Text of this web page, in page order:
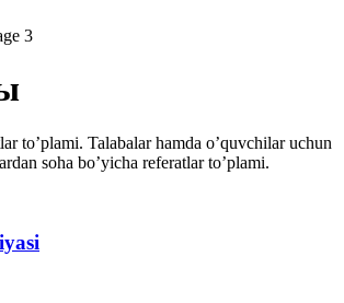
3
to’plami. Talabalar hamda o’quvchilar uchun
soha bo’yicha referatlar to’plami.